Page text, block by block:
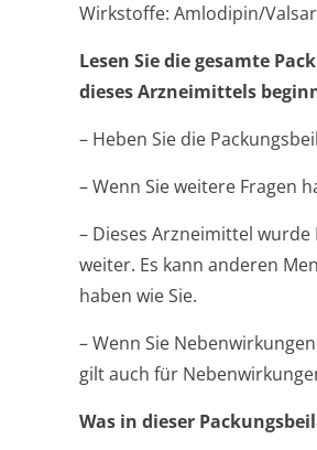
Wirkstoffe: Amlodipin/
Lesen Sie die gesamte
dieses Arzneimittels
– Heben Sie die
– Wenn Sie weitere Fragen
– Dieses Arzneimittel
weiter. Es kann anderen
haben wie Sie.
– Wenn Sie
gilt auch für
Was in dieser